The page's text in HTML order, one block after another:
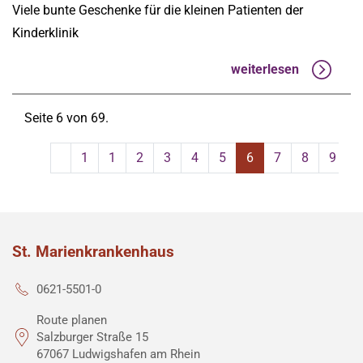
Viele bunte Geschenke für die kleinen Patienten der
Kinderklinik
weiterlesen
Seite 6 von 69.
1 1 2 3 4 5 6 7 8 9
St. Marienkrankenhaus
0621-5501-0
Route planen
Salzburger Straße 15
67067 Ludwigshafen am Rhein